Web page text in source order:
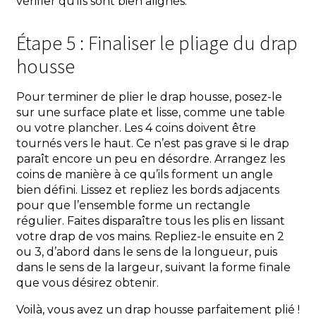
Étape 5 : Finaliser le pliage du drap
housse
Pour terminer de plier le drap housse, posez-le
sur une surface plate et lisse, comme une table
ou votre plancher. Les 4 coins doivent être
tournés vers le haut. Ce n’est pas grave si le drap
paraît encore un peu en désordre. Arrangez les
coins de manière à ce qu’ils forment un angle
bien défini. Lissez et repliez les bords adjacents
pour que l’ensemble forme un rectangle
régulier. Faites disparaître tous les plis en lissant
votre drap de vos mains. Repliez-le ensuite en 2
ou 3, d’abord dans le sens de la longueur, puis
dans le sens de la largeur, suivant la forme finale
que vous désirez obtenir.
Voilà, vous avez un drap housse parfaitement plié !